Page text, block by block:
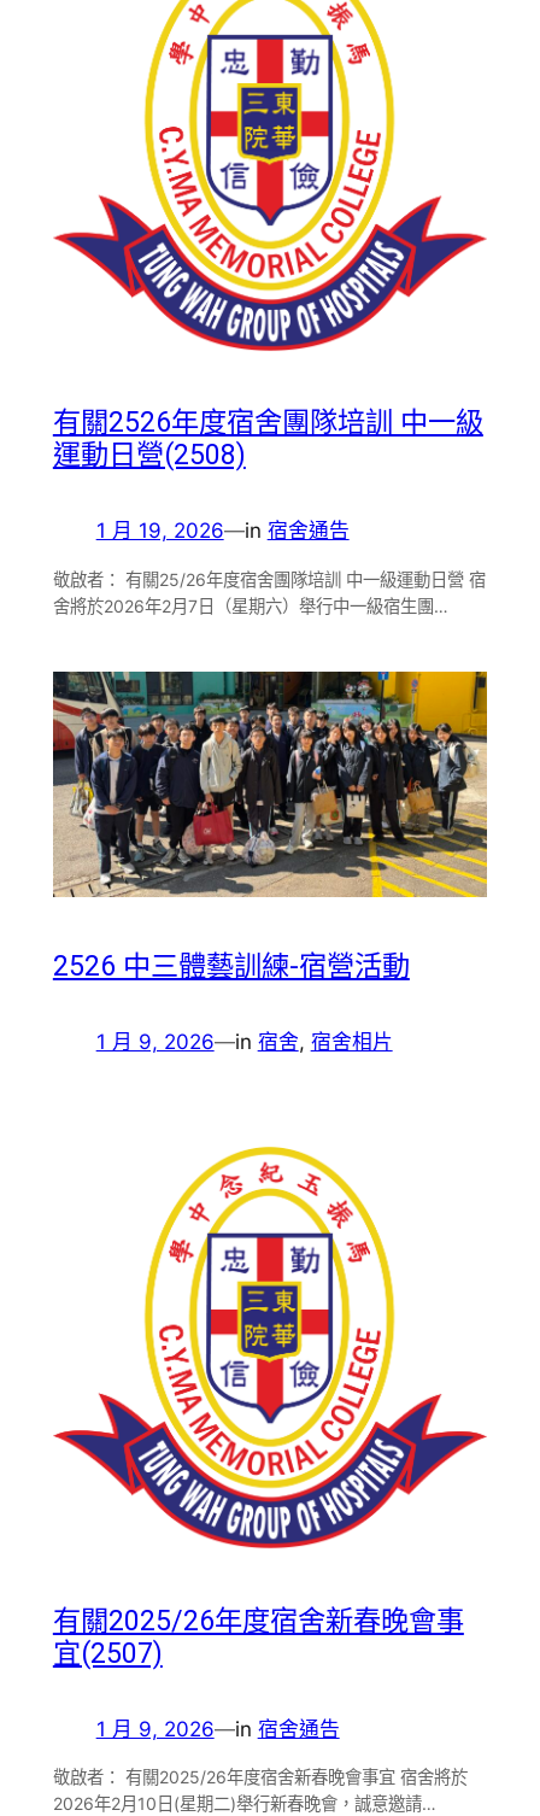
有關2526年度宿舍團隊培訓 中一級
運動日營(2508)
1 月 19, 2026—in 宿舍通告
敬啟者： 有關25/26年度宿舍團隊培訓 中一級運動日營 宿
舍將於2026年2月7日（星期六）舉行中一級宿生團…
2526 中三體藝訓練-宿營活動
1 月 9, 2026—in 宿舍, 宿舍相片
有關2025/26年度宿舍新春晚會事
宜(2507)
1 月 9, 2026—in 宿舍通告
敬啟者： 有關2025/26年度宿舍新春晚會事宜 宿舍將於
2026年2月10日(星期二)舉行新春晚會，誠意邀請…